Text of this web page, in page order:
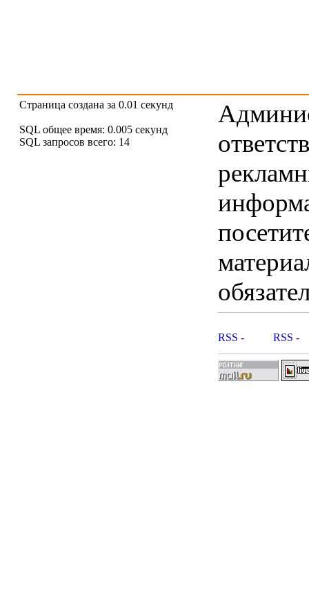
Страница создана за 0.01 секунд
SQL общее время: 0.005 секунд
SQL запросов всего: 14